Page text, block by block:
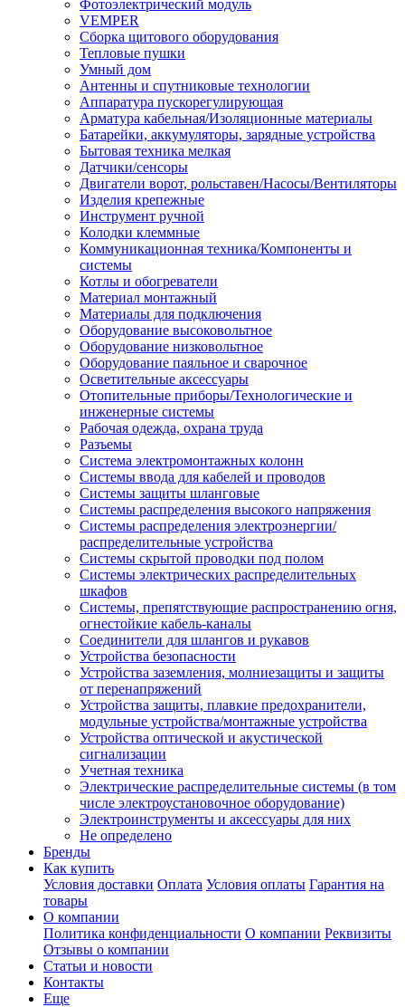
Фотоэлектрический модуль
VEMPER
Сборка щитового оборудования
Тепловые пушки
Умный дом
Антенны и спутниковые технологии
Аппаратура пускорегулирующая
Арматура кабельная/Изоляционные материалы
Батарейки, аккумуляторы, зарядные устройства
Бытовая техника мелкая
Датчики/сенсоры
Двигатели ворот, рольставен/Насосы/Вентиляторы
Изделия крепежные
Инструмент ручной
Колодки клеммные
Коммуникационная техника/Компоненты и
системы
Котлы и обогреватели
Материал монтажный
Материалы для подключения
Оборудование высоковольтное
Оборудование низковольтное
Оборудование паяльное и сварочное
Осветительные аксессуары
Отопительные приборы/Технологические и
инженерные системы
Рабочая одежда, охрана труда
Разъемы
Система электромонтажных колонн
Системы ввода для кабелей и проводов
Системы защиты шланговые
Системы распределения высокого напряжения
Системы распределения электроэнергии/
распределительные устройства
Системы скрытой проводки под полом
Системы электрических распределительных
шкафов
Системы, препятствующие распространению огня,
огнестойкие кабель-каналы
Соединители для шлангов и рукавов
Устройства безопасности
Устройства заземления, молниезащиты и защиты
от перенапряжений
Устройства защиты, плавкие предохранители,
модульные устройства/монтажные устройства
Устройства оптической и акустической
сигнализации
Учетная техника
Электрические распределительные системы (в том
числе электроустановочное оборудование)
Электроинструменты и аксессуары для них
Не определено
Бренды
Как купить
Условия доставки Оплата Условия оплаты Гарантия на
товары
О компании
Политика конфиденциальности О компании Реквизиты
Отзывы о компании
Статьи и новости
Контакты
Еще